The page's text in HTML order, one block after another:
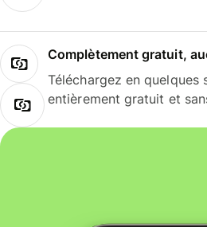
Complètement gratuit,
Téléchargez en quelques
entièrement gratuit et